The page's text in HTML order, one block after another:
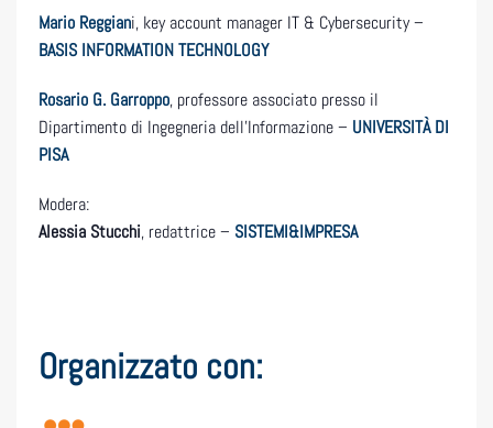
Mario Reggiani, key account manager IT & Cybersecurity –
BASIS INFORMATION TECHNOLOGY
Rosario G. Garroppo, professore associato presso il
Dipartimento di Ingegneria dell’Informazione – UNIVERSITÀ DI
PISA
Modera:
Alessia Stucchi, redattrice – SISTEMI&IMPRESA
Organizzato con: